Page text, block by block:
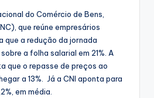
do Comércio de Bens,
que reúne empresários
que a redução da jornada
a folha salarial em 21%. A
que o repasse de preços ao
a 13%. Já a CNI aponta para
em média.